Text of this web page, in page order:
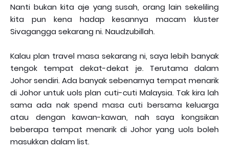
Nanti bukan kita aje yang susah, orang lain sekeliling
kita pun kena hadap kesannya macam kluster
Sivagangga sekarang ni. Naudzubillah.
Kalau plan travel masa sekarang ni, saya lebih banyak
tengok tempat dekat-dekat je. Terutama dalam
Johor sendiri. Ada banyak sebenarnya tempat menarik
di Johor untuk uols plan cuti-cuti Malaysia. Tak kira lah
sama ada nak spend masa cuti bersama keluarga
atau dengan kawan-kawan, nah saya kongsikan
beberapa tempat menarik di Johor yang uols boleh
masukkan dalam list.